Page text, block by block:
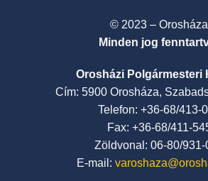
© 2023 – Orosháza
Minden jog
Orosházi Polgármesteri
Cím: 5900 Orosháza,
Telefon: +36-68/413-
Fax: +36-68/411-
Zöldvonal: 06-80/931-
E-mail: